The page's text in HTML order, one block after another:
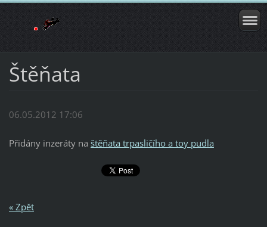
Štěňata
06.05.2012 17:06
Přidány inzeráty na štěňata trpasličího a toy pudla
« Zpět